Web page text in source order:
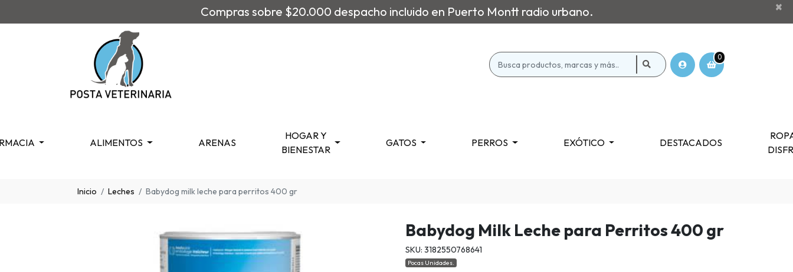
Compras sobre $20.000 despacho incluido en Puerto Montt radio urbano. ×
0
ALIMENTOS ARENAS
HOGAR Y
BIENESTAR
GATOS PERROS EXÓTICO DESTACADOS
Inicio Leches Babydog milk leche para perritos 400 gr
Babydog Milk Leche para Perritos 400 gr
SKU: 3182550768641
Pocas Unidades.